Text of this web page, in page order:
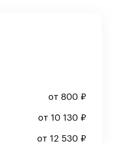
от 800 ₽
от 10 130 ₽
от 12 530 ₽